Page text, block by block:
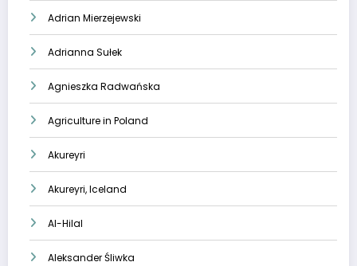
Adrian Mierzejewski
Adrianna Sułek
Agnieszka Radwańska
Agriculture in Poland
Akureyri
Akureyri, Iceland
Al-Hilal
Aleksander Śliwka